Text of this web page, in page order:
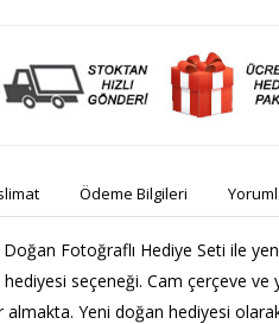
Ödeme Bilgileri
Fotoğraflı Hediye Seti ile
seçeneği. Cam çerçeve
Yeni doğan hediyesi